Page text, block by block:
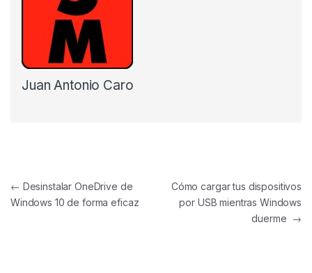
Juan Antonio Caro
Navegación de entradas
← Desinstalar OneDrive de
Windows 10 de forma eficaz
Cómo cargar tus dispositivos
por USB mientras Windows
duerme →